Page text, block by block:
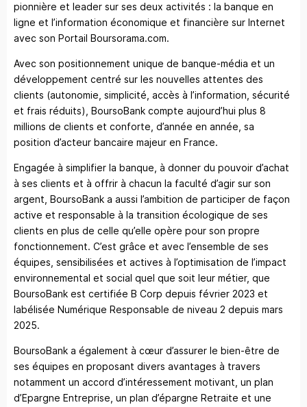
pionnière et leader sur ses deux activités : la banque en
ligne et l’information économique et financière sur Internet
avec son Portail Boursorama.com.
Avec son positionnement unique de banque-média et un
développement centré sur les nouvelles attentes des
clients (autonomie, simplicité, accès à l’information, sécurité
et frais réduits), BoursoBank compte aujourd’hui plus 8
millions de clients et conforte, d’année en année, sa
position d’acteur bancaire majeur en France.
Engagée à simplifier la banque, à donner du pouvoir d’achat
à ses clients et à offrir à chacun la faculté d’agir sur son
argent, BoursoBank a aussi l’ambition de participer de façon
active et responsable à la transition écologique de ses
clients en plus de celle qu’elle opère pour son propre
fonctionnement. C’est grâce et avec l’ensemble de ses
équipes, sensibilisées et actives à l’optimisation de l’impact
environnemental et social quel que soit leur métier, que
BoursoBank est certifiée B Corp depuis février 2023 et
labélisée Numérique Responsable de niveau 2 depuis mars
2025.
BoursoBank a également à cœur d’assurer le bien-être de
ses équipes en proposant divers avantages à travers
notamment un accord d’intéressement motivant, un plan
d’Epargne Entreprise, un plan d’épargne Retraite et une